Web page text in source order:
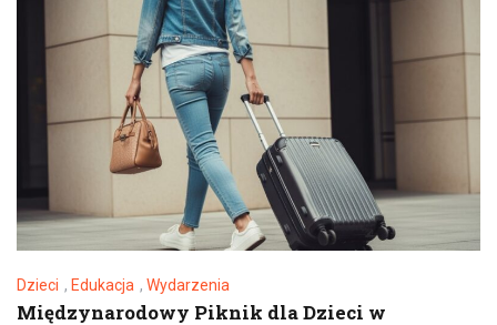
Dzieci , Edukacja , Wydarzenia
Międzynarodowy Piknik dla Dzieci w